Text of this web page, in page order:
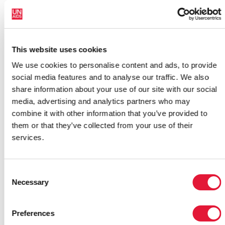
This website uses cookies
We use cookies to personalise content and ads, to provide
social media features and to analyse our traffic. We also
share information about your use of our site with our social
media, advertising and analytics partners who may
combine it with other information that you’ve provided to
them or that they’ve collected from your use of their
services.
Selection
Necessary
Preferences
"Animamos a la India a seguir colaborando con otros
poblaciones, los objetivos compartidos se pueden
realizar de manera eficaz y eficiente mediante una
colaboración y una alianza significativas".
La visita del Dr. Loures a la India supuso una
oportunidad para el diálogo político de alto nivel con
líderes políticos y funcionarios del gobierno, incluido
control del sida. Los debates clave se celebraron con
parlamentario sobre el sida, el Sr. Oscar Fernandes, el
Autopistas y el Sr. J.D. Seelam, ministro federal de
Finanzas. Ambos líderes prometieron su pleno apoyo